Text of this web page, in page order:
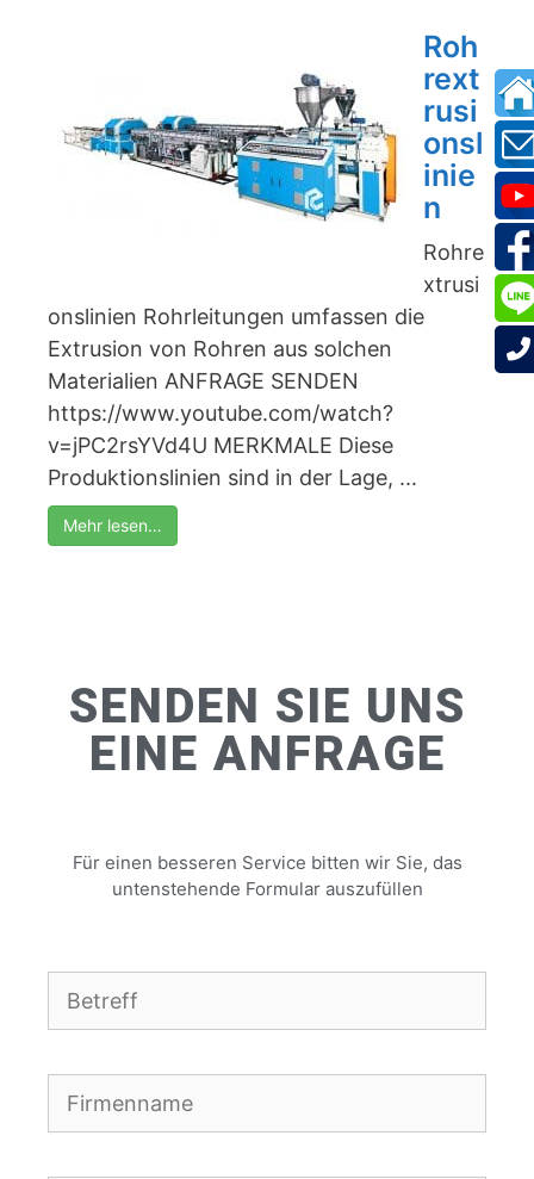
Roh
rext
rusi
onsl
inie
n
Rohre
xtrusi
onslinien Rohrleitungen umfassen die
Extrusion von Rohren aus solchen
Materialien ANFRAGE SENDEN
https://www.youtube.com/watch?
v=jPC2rsYVd4U MERKMALE Diese
Produktionslinien sind in der Lage, ...
Mehr lesen…
SENDEN SIE UNS
EINE ANFRAGE
Für einen besseren Service bitten wir Sie, das
untenstehende Formular auszufüllen